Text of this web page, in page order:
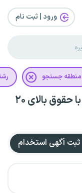
ورود | ثبت‌ نام
منطقه جستجو
استخدام رشته امور گمرکی در البرز با حقوق بالای ۲۰
ثبت آگهی استخدام